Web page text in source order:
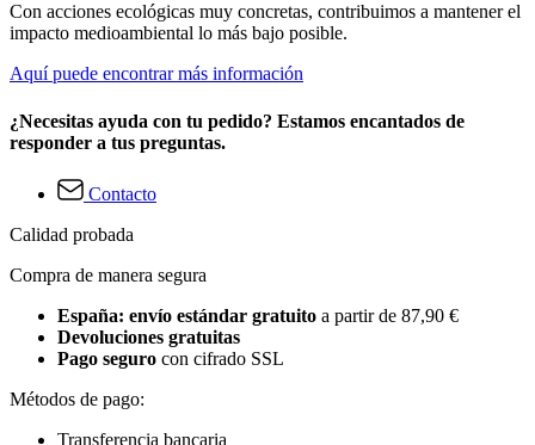
Con acciones ecológicas muy concretas, contribuimos a mantener el
impacto medioambiental lo más bajo posible.
Aquí puede encontrar más información
¿Necesitas ayuda con tu pedido? Estamos encantados de
responder a tus preguntas.
Contacto
Calidad probada
Compra de manera segura
España: envío estándar gratuito a partir de 87,90 €
Devoluciones gratuitas
Pago seguro con cifrado SSL
Métodos de pago:
Transferencia bancaria